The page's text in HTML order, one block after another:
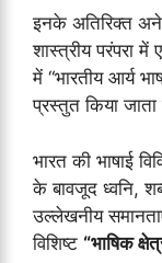
इनके अतिरिक्त अनेक
शास्त्रीय परंपरा
में “भारतीय आर्य
प्रस्तुत किया जाता
भारत की भाषाई
के बावजूद ध्वनि,
उल्लेखनीय
विशिष्ट “भाषिक